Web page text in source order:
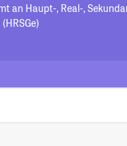
an Haupt-, Real-,